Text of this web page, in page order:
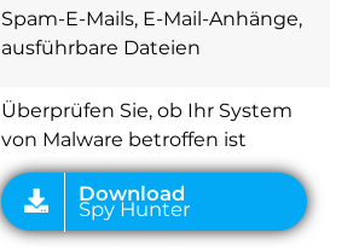
Spam-E-Mails, E-Mail-Anhänge,
ausführbare Dateien
Überprüfen Sie, ob Ihr System
von Malware betroffen ist